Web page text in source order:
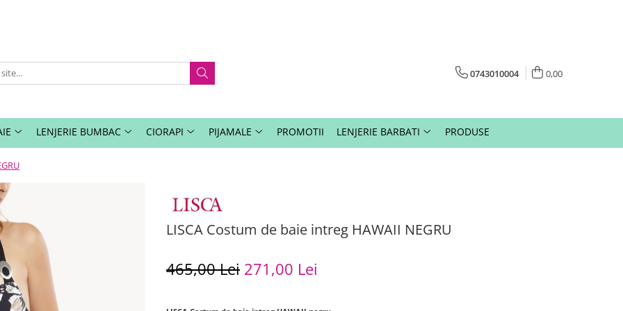
0743010004 0,00
LENJERIE BUMBAC CIORAPI PIJAMALE PROMOTII LENJERIE BARBATI PRODUSE
LISCA Costum de baie intreg HAWAII NEGRU
465,00 Lei 271,00 Lei